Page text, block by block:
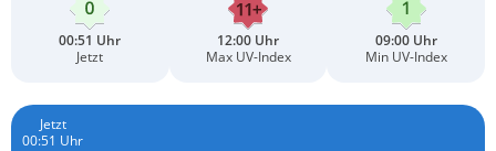
00:51 Uhr
Jetzt
12:00 Uhr
Max UV-Index
09:00 Uhr
Min UV-Index
Jetzt
00:51 Uhr